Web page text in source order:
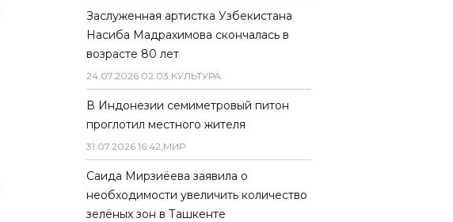
Заслуженная артистка Узбекистана
Насиба Мадрахимова скончалась в
возрасте 80 лет
24.07.2026 02:03,КУЛЬТУРА
В Индонезии семиметровый питон
проглотил местного жителя
31.07.2026 16:42,МИР
Саида Мирзиёева заявила о
необходимости увеличить количество
зелёных зон в Ташкенте